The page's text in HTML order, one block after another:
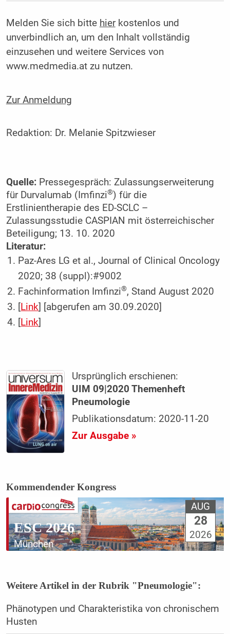
Melden Sie sich bitte hierkostenlos und
unverbindlich an, um den Inhalt vollständig
einzusehen und weitere Services von
www.medmedia.at zu nutzen.
Zur Anmeldung
Redaktion: Dr. Melanie Spitzwieser
Quelle:Pressegespräch: Zulassungserweiterung
für Durvalumab (Imfinzi®) für die
Erstlinientherapie des ED-SCLC –
Zulassungsstudie CASPIAN mit österreichischer
Beteiligung; 13. 10. 2020
Literatur:
Paz-Ares LG et al., Journal of Clinical Oncology
2020; 38 (suppl):#9002
Fachinformation Imfinzi®, Stand August 2020
[Link] [abgerufen am 30.09.2020]
[Link]
Ursprünglich erschienen:
UIM 09|2020 Themenheft
Pneumologie
Publikationsdatum: 2020-11-20
Zur Ausgabe »
Kommendender Kongress
ESC 2026
München
AUG
28
2026
Weitere Artikel in der Rubrik "Pneumologie":
Phänotypen und Charakteristika von chronischem
Husten